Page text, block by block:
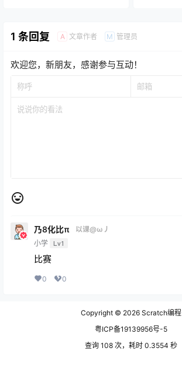
1 条回复 A 文章作者 M 管理员
欢迎您，新朋友，感谢参与互动！
乃8化比π
以课@ω丿
小学 Lv1
比赛
0 0
Copyright © 2026 Scratch编程
粤ICP备19139956号-5
查询 108 次，耗时 0.3554 秒